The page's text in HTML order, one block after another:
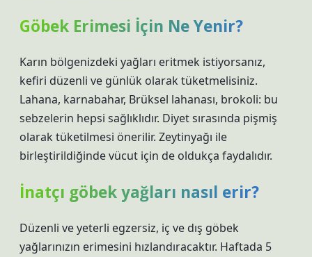
Göbek Erimesi İçin Ne Yenir?
Karın bölgenizdeki yağları eritmek istiyorsanız,
kefiri düzenli ve günlük olarak tüketmelisiniz.
Lahana, karnabahar, Brüksel lahanası, brokoli: bu
sebzelerin hepsi sağlıklıdır. Diyet sırasında pişmiş
olarak tüketilmesi önerilir. Zeytinyağı ile
birleştirildiğinde vücut için de oldukça faydalıdır.
İnatçı göbek yağları nasıl erir?
Düzenli ve yeterli egzersiz, iç ve dış göbek
yağlarınızın erimesini hızlandıracaktır. Haftada 5